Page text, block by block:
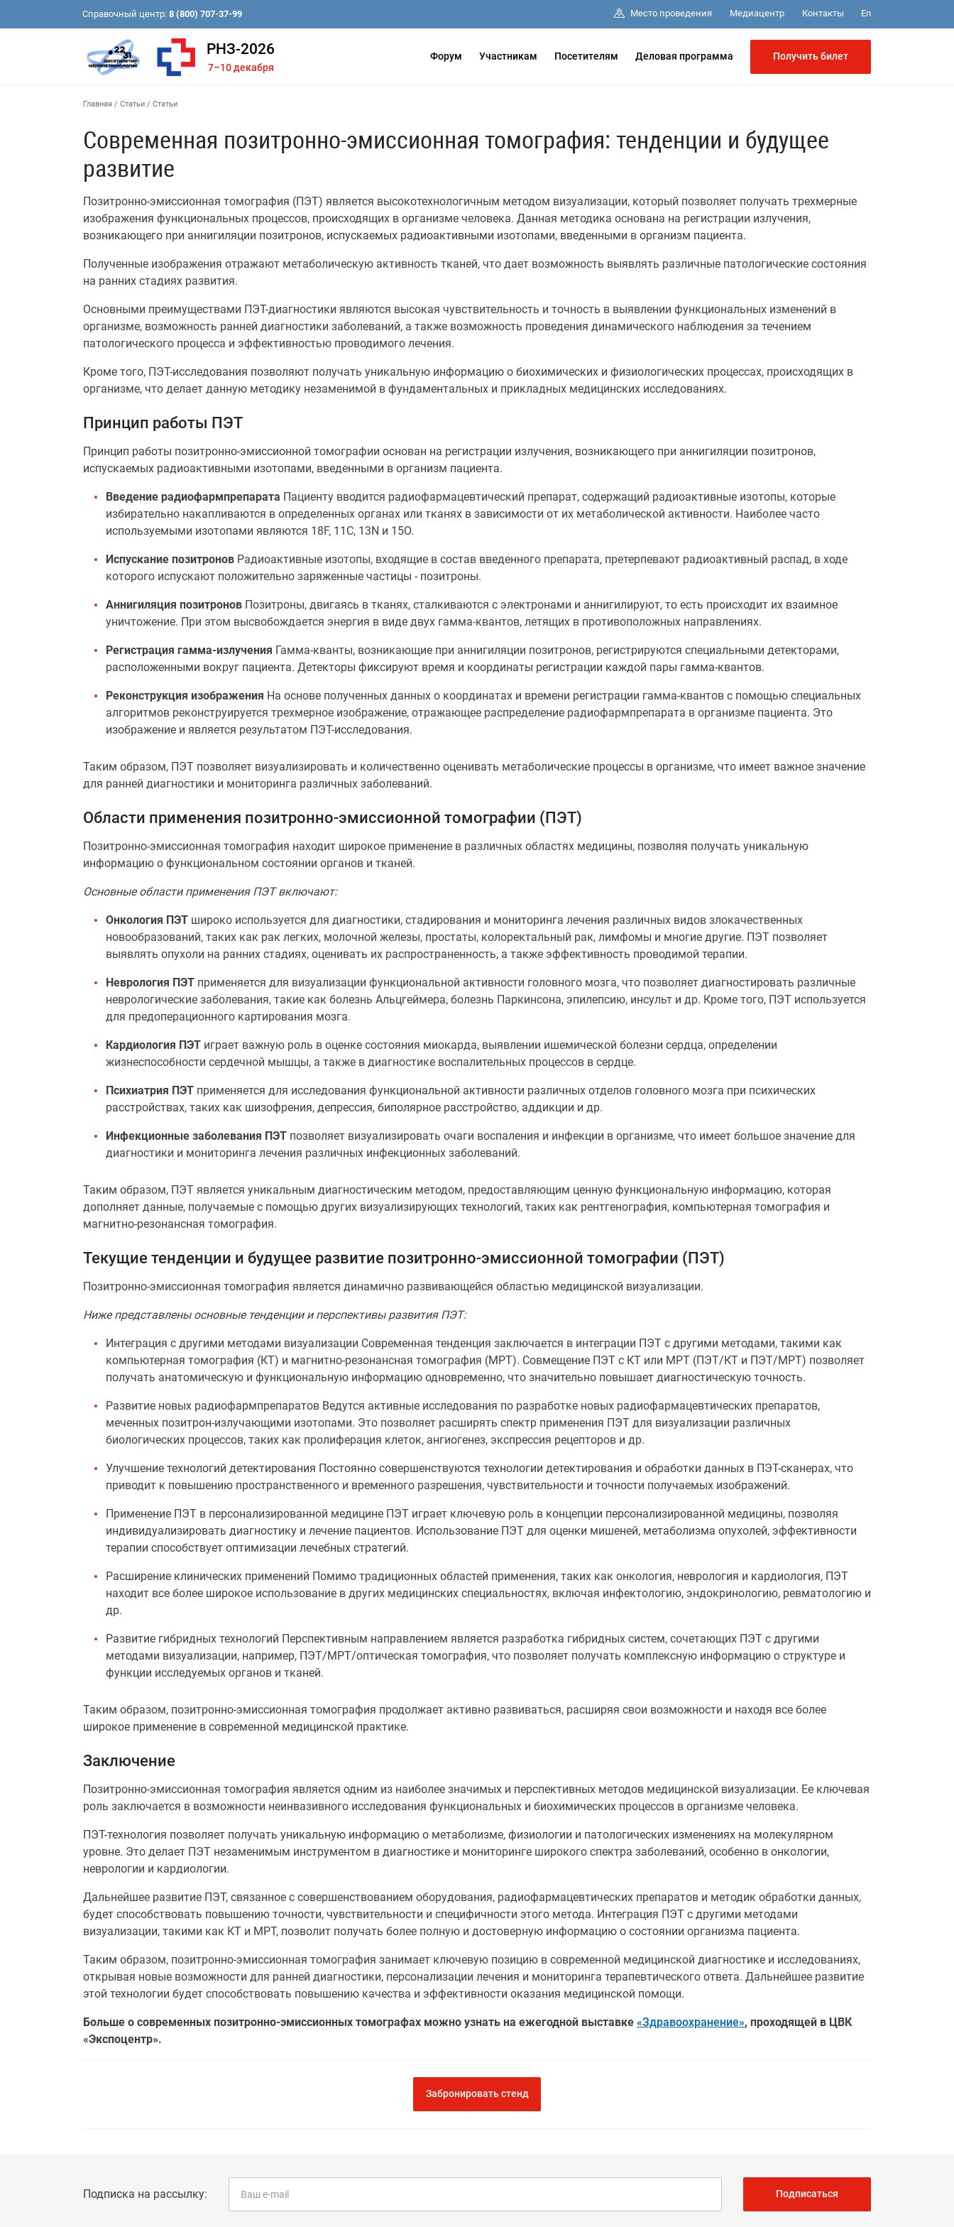
Справочный центр: 8 (800) 707-37-99 Место проведения Медиацентр Контакты En
РНЗ-2026
7–10 декабря
Форум Участникам Посетителям Деловая программа Получить билет
Главная / Статьи / Статьи
Современная позитронно-эмиссионная томография: тенденции и будущее
развитие
Позитронно-эмиссионная томография (ПЭТ) является высокотехнологичным методом визуализации, который позволяет получать трехмерные
изображения функциональных процессов, происходящих в организме человека. Данная методика основана на регистрации излучения,
возникающего при аннигиляции позитронов, испускаемых радиоактивными изотопами, введенными в организм пациента.
Полученные изображения отражают метаболическую активность тканей, что дает возможность выявлять различные патологические состояния
на ранних стадиях развития.
Основными преимуществами ПЭТ-диагностики являются высокая чувствительность и точность в выявлении функциональных изменений в
организме, возможность ранней диагностики заболеваний, а также возможность проведения динамического наблюдения за течением
патологического процесса и эффективностью проводимого лечения.
Кроме того, ПЭТ-исследования позволяют получать уникальную информацию о биохимических и физиологических процессах, происходящих в
организме, что делает данную методику незаменимой в фундаментальных и прикладных медицинских исследованиях.
Принцип работы ПЭТ
Принцип работы позитронно-эмиссионной томографии основан на регистрации излучения, возникающего при аннигиляции позитронов,
испускаемых радиоактивными изотопами, введенными в организм пациента.
Введение радиофармпрепарата Пациенту вводится радиофармацевтический препарат, содержащий радиоактивные изотопы, которые
избирательно накапливаются в определенных органах или тканях в зависимости от их метаболической активности. Наиболее часто
используемыми изотопами являются 18F, 11C, 13N и 15O.
Испускание позитронов Радиоактивные изотопы, входящие в состав введенного препарата, претерпевают радиоактивный распад, в ходе
которого испускают положительно заряженные частицы - позитроны.
Аннигиляция позитронов Позитроны, двигаясь в тканях, сталкиваются с электронами и аннигилируют, то есть происходит их взаимное
уничтожение. При этом высвобождается энергия в виде двух гамма-квантов, летящих в противоположных направлениях.
Регистрация гамма-излучения Гамма-кванты, возникающие при аннигиляции позитронов, регистрируются специальными детекторами,
расположенными вокруг пациента. Детекторы фиксируют время и координаты регистрации каждой пары гамма-квантов.
Реконструкция изображения На основе полученных данных о координатах и времени регистрации гамма-квантов с помощью специальных
алгоритмов реконструируется трехмерное изображение, отражающее распределение радиофармпрепарата в организме пациента. Это
изображение и является результатом ПЭТ-исследования.
Таким образом, ПЭТ позволяет визуализировать и количественно оценивать метаболические процессы в организме, что имеет важное значение
для ранней диагностики и мониторинга различных заболеваний.
Области применения позитронно-эмиссионной томографии (ПЭТ)
Позитронно-эмиссионная томография находит широкое применение в различных областях медицины, позволяя получать уникальную
информацию о функциональном состоянии органов и тканей.
Основные области применения ПЭТ включают:
Онкология ПЭТ широко используется для диагностики, стадирования и мониторинга лечения различных видов злокачественных
новообразований, таких как рак легких, молочной железы, простаты, колоректальный рак, лимфомы и многие другие. ПЭТ позволяет
выявлять опухоли на ранних стадиях, оценивать их распространенность, а также эффективность проводимой терапии.
Неврология ПЭТ применяется для визуализации функциональной активности головного мозга, что позволяет диагностировать различные
неврологические заболевания, такие как болезнь Альцгеймера, болезнь Паркинсона, эпилепсию, инсульт и др. Кроме того, ПЭТ используется
для предоперационного картирования мозга.
Кардиология ПЭТ играет важную роль в оценке состояния миокарда, выявлении ишемической болезни сердца, определении
жизнеспособности сердечной мышцы, а также в диагностике воспалительных процессов в сердце.
Психиатрия ПЭТ применяется для исследования функциональной активности различных отделов головного мозга при психических
расстройствах, таких как шизофрения, депрессия, биполярное расстройство, аддикции и др.
Инфекционные заболевания ПЭТ позволяет визуализировать очаги воспаления и инфекции в организме, что имеет большое значение для
диагностики и мониторинга лечения различных инфекционных заболеваний.
Таким образом, ПЭТ является уникальным диагностическим методом, предоставляющим ценную функциональную информацию, которая
дополняет данные, получаемые с помощью других визуализирующих технологий, таких как рентгенография, компьютерная томография и
магнитно-резонансная томография.
Текущие тенденции и будущее развитие позитронно-эмиссионной томографии (ПЭТ)
Позитронно-эмиссионная томография является динамично развивающейся областью медицинской визуализации.
Ниже представлены основные тенденции и перспективы развития ПЭТ:
Интеграция с другими методами визуализации Современная тенденция заключается в интеграции ПЭТ с другими методами, такими как
компьютерная томография (КТ) и магнитно-резонансная томография (МРТ). Совмещение ПЭТ с КТ или МРТ (ПЭТ/КТ и ПЭТ/МРТ) позволяет
получать анатомическую и функциональную информацию одновременно, что значительно повышает диагностическую точность.
Развитие новых радиофармпрепаратов Ведутся активные исследования по разработке новых радиофармацевтических препаратов,
меченных позитрон-излучающими изотопами. Это позволяет расширять спектр применения ПЭТ для визуализации различных
биологических процессов, таких как пролиферация клеток, ангиогенез, экспрессия рецепторов и др.
Улучшение технологий детектирования Постоянно совершенствуются технологии детектирования и обработки данных в ПЭТ-сканерах, что
приводит к повышению пространственного и временного разрешения, чувствительности и точности получаемых изображений.
Применение ПЭТ в персонализированной медицине ПЭТ играет ключевую роль в концепции персонализированной медицины, позволяя
индивидуализировать диагностику и лечение пациентов. Использование ПЭТ для оценки мишеней, метаболизма опухолей, эффективности
терапии способствует оптимизации лечебных стратегий.
Расширение клинических применений Помимо традиционных областей применения, таких как онкология, неврология и кардиология, ПЭТ
находит все более широкое использование в других медицинских специальностях, включая инфектологию, эндокринологию, ревматологию и
др.
Развитие гибридных технологий Перспективным направлением является разработка гибридных систем, сочетающих ПЭТ с другими
методами визуализации, например, ПЭТ/МРТ/оптическая томография, что позволяет получать комплексную информацию о структуре и
функции исследуемых органов и тканей.
Таким образом, позитронно-эмиссионная томография продолжает активно развиваться, расширяя свои возможности и находя все более
широкое применение в современной медицинской практике.
Заключение
Позитронно-эмиссионная томография является одним из наиболее значимых и перспективных методов медицинской визуализации. Ее ключевая
роль заключается в возможности неинвазивного исследования функциональных и биохимических процессов в организме человека.
ПЭТ-технология позволяет получать уникальную информацию о метаболизме, физиологии и патологических изменениях на молекулярном
уровне. Это делает ПЭТ незаменимым инструментом в диагностике и мониторинге широкого спектра заболеваний, особенно в онкологии,
неврологии и кардиологии.
Дальнейшее развитие ПЭТ, связанное с совершенствованием оборудования, радиофармацевтических препаратов и методик обработки данных,
будет способствовать повышению точности, чувствительности и специфичности этого метода. Интеграция ПЭТ с другими методами
визуализации, такими как КТ и МРТ, позволит получать более полную и достоверную информацию о состоянии организма пациента.
Таким образом, позитронно-эмиссионная томография занимает ключевую позицию в современной медицинской диагностике и исследованиях,
открывая новые возможности для ранней диагностики, персонализации лечения и мониторинга терапевтического ответа. Дальнейшее развитие
этой технологии будет способствовать повышению качества и эффективности оказания медицинской помощи.
Больше о современных позитронно-эмиссионных томографах можно узнать на ежегодной выставке «Здравоохранение», проходящей в ЦВК
«Экспоцентр».
Забронировать стенд
Подписка на рассылку: Подписаться